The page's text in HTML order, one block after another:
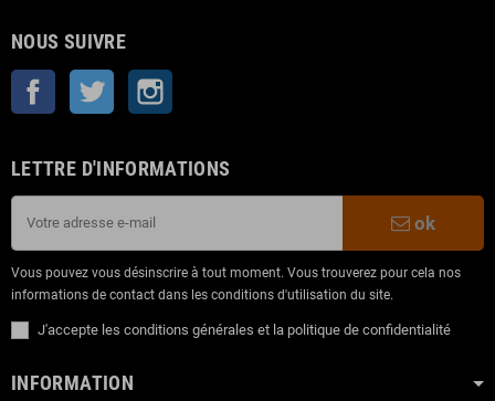
NOUS SUIVRE
Facebook Twitter
LETTRE D'INFORMATIONS
ok
Vous pouvez vous désinscrire à tout moment. Vous trouverez pour cela nos
informations de contact dans les conditions d'utilisation du site.
J'accepte les conditions générales et la politique de confidentialité
INFORMATION